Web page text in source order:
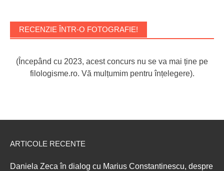
RECENZIE ÎNTR-O FOTOGRAFIE!
(Începând cu 2023, acest concurs nu se va mai ține pe
filologisme.ro. Vă mulțumim pentru înțelegere).
ARTICOLE RECENTE
Daniela Zeca în dialog cu Marius Constantinescu, despre